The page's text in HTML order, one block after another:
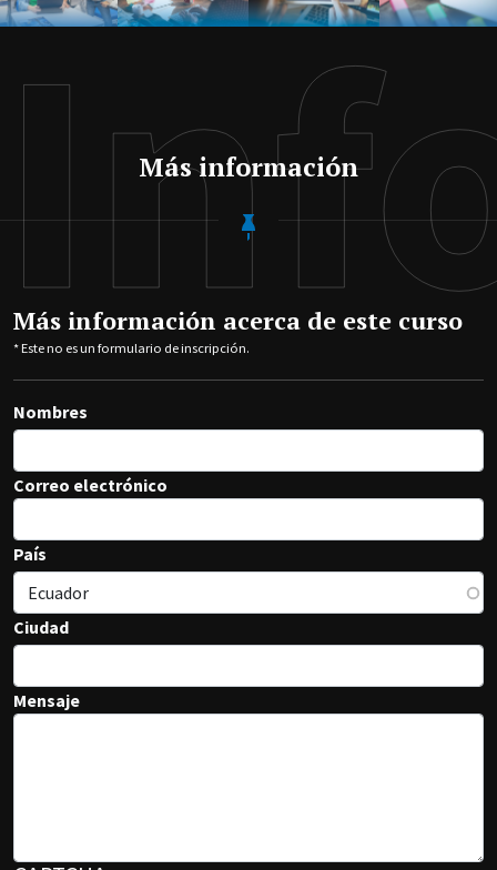
Más información
Más información acerca de este curso
* Este no es un formulario de inscripción.
Nombres
Correo electrónico
País
Ciudad
Mensaje